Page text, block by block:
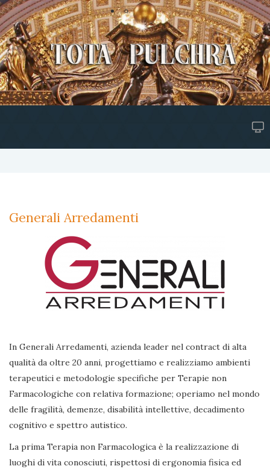
Generali Arredamenti
In Generali Arredamenti, azienda leader nel contract di alta
qualità da oltre 20 anni, progettiamo e realizziamo ambienti
terapeutici e metodologie specifiche per Terapie non
Farmacologiche con relativa formazione; operiamo nel mondo
delle fragilità, demenze, disabilità intellettive, decadimento
cognitivo e spettro autistico.
La prima Terapia non Farmacologica è la realizzazione di
luoghi di vita conosciuti, rispettosi di ergonomia fisica ed